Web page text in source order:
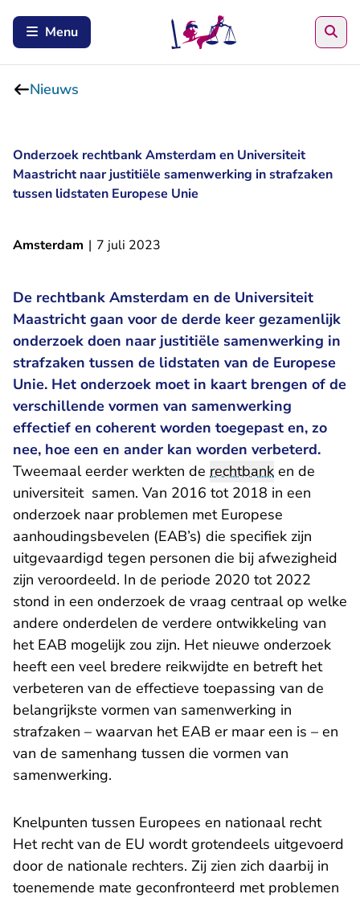
Menu
Nieuws
Onderzoek rechtbank Amsterdam en Universiteit
Maastricht naar justitiële samenwerking in strafzaken
tussen lidstaten Europese Unie
Amsterdam | 7 juli 2023
De rechtbank Amsterdam en de Universiteit
Maastricht gaan voor de derde keer gezamenlijk
onderzoek doen naar justitiële samenwerking in
strafzaken tussen de lidstaten van de Europese
Unie. Het onderzoek moet in kaart brengen of de
verschillende vormen van samenwerking
effectief en coherent worden toegepast en, zo
nee, hoe een en ander kan worden verbeterd.
Tweemaal eerder werkten de rechtbank en de
universiteit samen. Van 2016 tot 2018 in een
onderzoek naar problemen met Europese
aanhoudingsbevelen (EAB’s) die specifiek zijn
uitgevaardigd tegen personen die bij afwezigheid
zijn veroordeeld. In de periode 2020 tot 2022
stond in een onderzoek de vraag centraal op welke
andere onderdelen de verdere ontwikkeling van
het EAB mogelijk zou zijn. Het nieuwe onderzoek
heeft een veel bredere reikwijdte en betreft het
verbeteren van de effectieve toepassing van de
belangrijkste vormen van samenwerking in
strafzaken – waarvan het EAB er maar een is – en
van de samenhang tussen die vormen van
samenwerking.
Knelpunten tussen Europees en nationaal recht
Het recht van de EU wordt grotendeels uitgevoerd
door de nationale rechters. Zij zien zich daarbij in
toenemende mate geconfronteerd met problemen